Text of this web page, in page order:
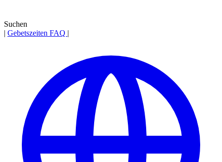
Suchen
| Gebetszeiten FAQ |